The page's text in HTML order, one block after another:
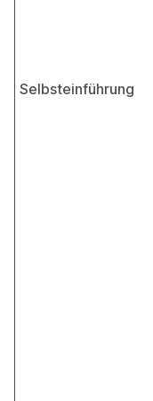
Selbsteinführung